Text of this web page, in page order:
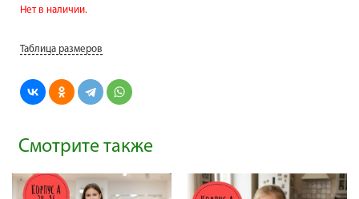
Нет в наличии.
Таблица размеров
Смотрите также